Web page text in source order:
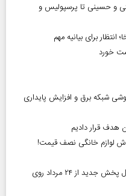
و حسینی تا پرسپولیس و
برای بیانیه مهم
خورد
شبکه برق و افزایش پایداری
هدف قرار دادیم
رادیو فرهنگ پوست‌اندازی می‌کند؛ جدول پخش جدید از ۲۴ مرداد روی